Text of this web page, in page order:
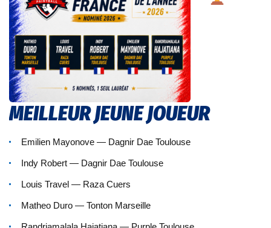
MEILLEUR JEUNE JOUEUR
Emilien Mayonove — Dagnir Dae Toulouse
Indy Robert — Dagnir Dae Toulouse
Louis Travel — Raza Cuers
Matheo Duro — Tonton Marseille